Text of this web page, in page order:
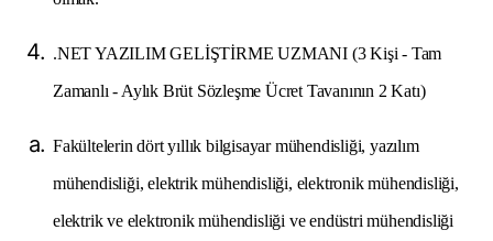
.NET YAZILIM GELİŞTİRME UZMANI (3 Kişi - Tam
Zamanlı - Aylık Brüt Sözleşme Ücret Tavanının 2 Katı)
Fakültelerin dört yıllık bilgisayar mühendisliği, yazılım
mühendisliği, elektrik mühendisliği, elektronik mühendisliği,
elektrik ve elektronik mühendisliği ve endüstri mühendisliği